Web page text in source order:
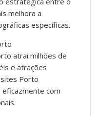
melhora a
específicas.
atrai milhões de
e atrações
Porto
eficazmente com